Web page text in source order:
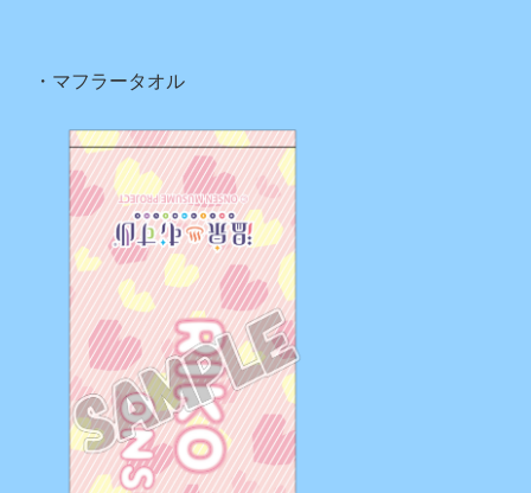
・マフラータオル